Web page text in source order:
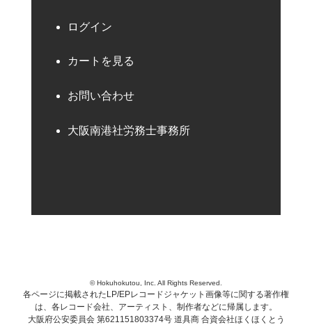
ログイン
カートを見る
お問い合わせ
大阪南港社労務士事務所
© Hokuhokutou, Inc. All Rights Reserved.
各ページに掲載されたLP/EPレコードジャケット画像等に関する著作権
は、各レコード会社、アーティスト、制作者などに帰属します。
大阪府公安委員会 第621151803374号 道具商 合資会社ほくほくとう